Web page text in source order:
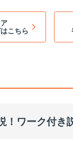
こちら
！ワーク付き